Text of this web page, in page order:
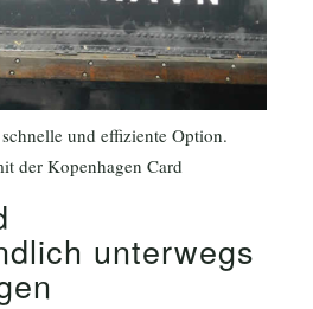
und effiziente Option.
der Kopenhagen Card
unterwegs